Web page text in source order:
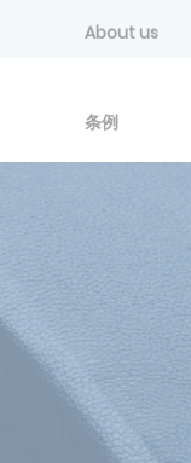
About us
条例